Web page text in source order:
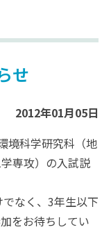
せ
2012年01月05日
境科学研究科（地
専攻）の入試説
なく、3年生以下
をお待ちしてい